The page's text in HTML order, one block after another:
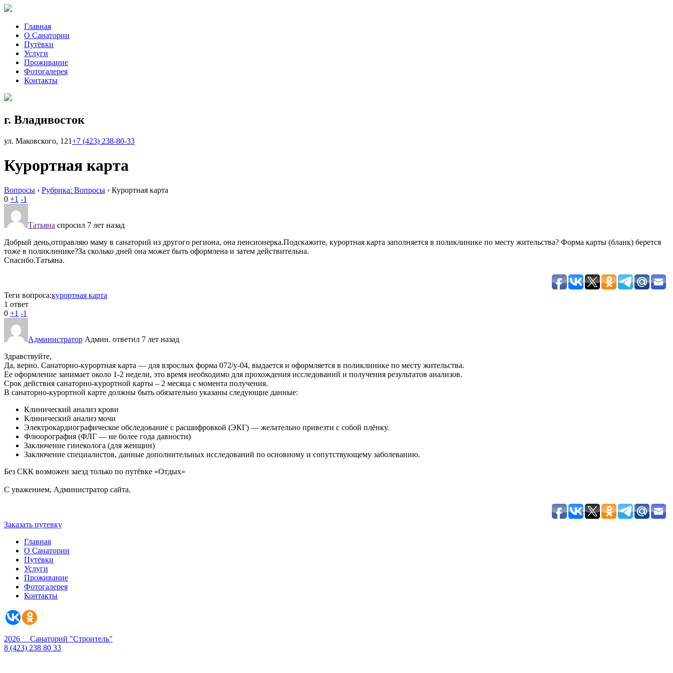
Главная
О Санатории
Путёвки
Услуги
Проживание
Фотогалерея
Контакты
г. Владивосток
ул. Маковского, 121+7 (423) 238-80-33
Курортная карта
Вопросы › Рубрика: Вопросы › Курортная карта
0 +1 -1
Татьяна спросил 7 лет назад
Добрый день,отправляю маму в санаторий из другого региона, она пенсионерка.Подскажите, курортная карта заполняется в поликлинике по месту жительства? Форма карты (бланк) берется
тоже в поликлинике?За сколько дней она может быть оформлена и затем действительна.
Спасибо.Татьяна.
Теги вопроса:курортная карта
1 ответ
0 +1 -1
Администратор Админ. ответил 7 лет назад
Здравствуйте,
Да, верно. Санаторно-курортная карта — для взрослых форма 072/у-04, выдается и оформляется в поликлинике по месту жительства.
Ее оформление занимает около 1-2 недели, это время необходимо для прохождения исследований и получения результатов анализов.
Срок действия санаторно-курортной карты – 2 месяца с момента получения.
В санаторно-курортной карте должны быть обязательно указаны следующие данные:
Клинический анализ крови
Клинический анализ мочи
Электрокардиографическое обследование с расшифровкой (ЭКГ) — желательно привезти с собой плёнку.
Флюорография (ФЛГ — не более года давности)
Заключение гинеколога (для женщин)
Заключение специалистов, данные дополнительных исследований по основному и сопутствующему заболеванию.
Без СКК возможен заезд только по путёвке «Отдых»
С уважением, Администратор сайта.
Заказать путевку
Главная
О Санатории
Путёвки
Услуги
Проживание
Фотогалерея
Контакты
2026 Санаторий "Строитель"
8 (423) 238 80 33